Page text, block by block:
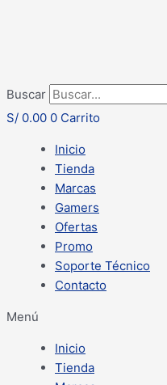
Buscar
S/ 0.00 0 Carrito
Inicio
Tienda
Marcas
Gamers
Ofertas
Promo
Soporte Técnico
Contacto
Menú
Inicio
Tienda